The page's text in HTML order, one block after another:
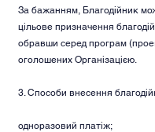
За бажанням, Благодійник
цільове призначення
обравши серед програм
оголошених Організацією.
3. Способи внесення
одноразовий платіж;